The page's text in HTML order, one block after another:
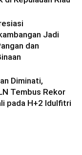
Jadi
dan
Diminati,
Tembus Rekor
pada H+2 Idulfitri